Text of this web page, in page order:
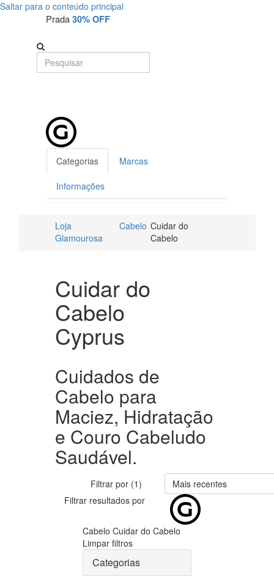
Saltar para o conteúdo principal
Prada30% OFF
Categorias Marcas
Informações
Loja
Glamourosa
Cabelo Cuidar do
Cabelo
Cuidar do
Cabelo
Cyprus
Cuidados de
Cabelo para
Maciez, Hidratação
e Couro Cabeludo
Saudável.
Filtrar por (1)
Mais recentes
Filtrar resultados por
Cabelo Cuidar do Cabelo
Limpar filtros
Categorias